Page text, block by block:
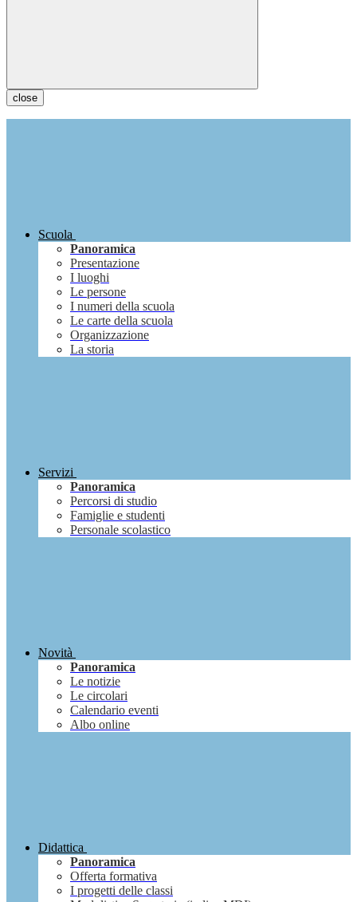
close
Scuola
Panoramica
Presentazione
I luoghi
Le persone
I numeri della scuola
Le carte della scuola
Organizzazione
La storia
Servizi
Panoramica
Percorsi di studio
Famiglie e studenti
Personale scolastico
Novità
Panoramica
Le notizie
Le circolari
Calendario eventi
Albo online
Didattica
Panoramica
Offerta formativa
I progetti delle classi